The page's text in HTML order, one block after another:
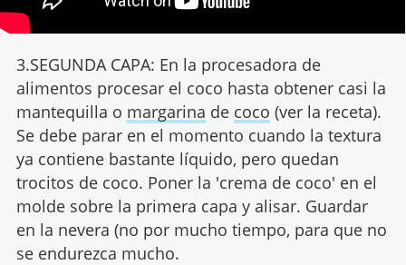
3.SEGUNDA CAPA: En la procesadora de
alimentos procesar el coco hasta obtener casi la
mantequilla o margarina de coco (ver la receta).
Se debe parar en el momento cuando la textura
ya contiene bastante líquido, pero quedan
trocitos de coco. Poner la 'crema de coco' en el
molde sobre la primera capa y alisar. Guardar
en la nevera (no por mucho tiempo, para que no
se endurezca mucho.